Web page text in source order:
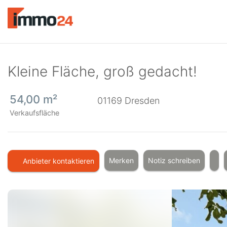
Accessibility
Modus
aktivieren
Inhalt
Kleine Fläche, groß gedacht!
54,00 m²
Verkaufsfläche
01169 Dresden
Anbieter kontaktieren Merken Notiz schreiben